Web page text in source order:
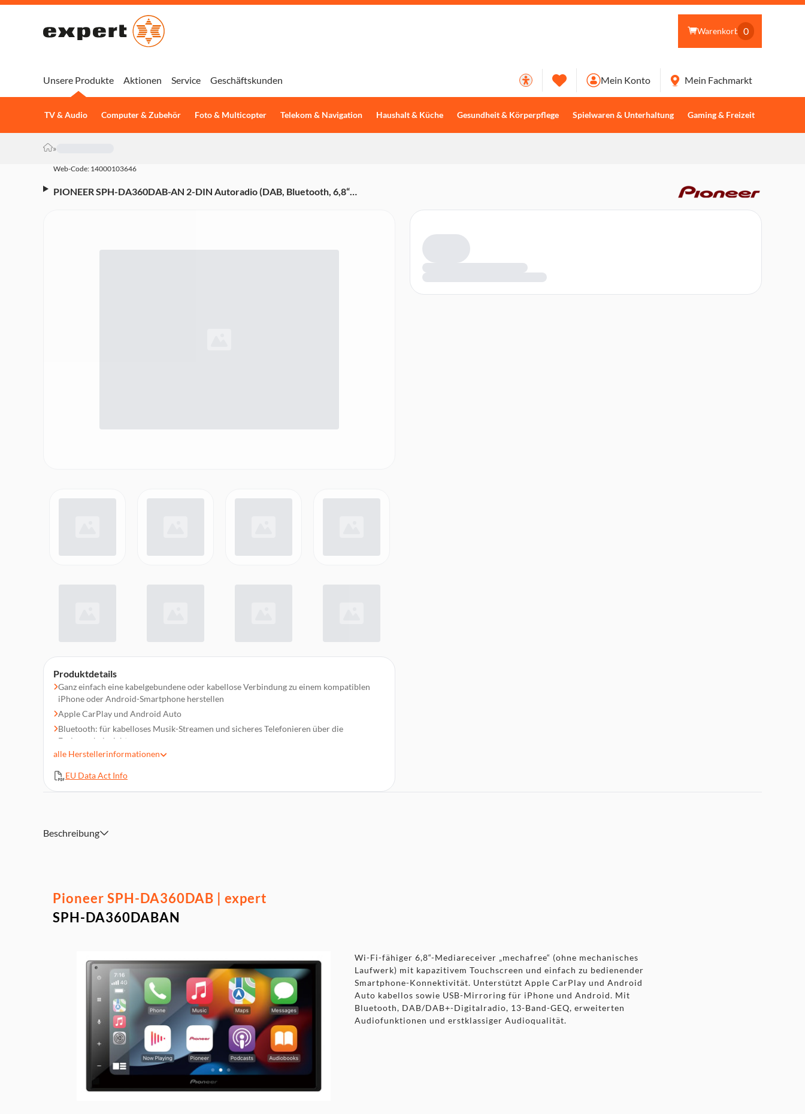
Warenkorb 0
Unsere Produkte
TV & Audio Computer & Zubehör Foto & Multicopter Telekom & Navigation Haushalt & Küche Gesundheit & Körperpflege Spielwaren & Unterhaltung Gaming & Freizeit
Aktionen Service Geschäftskunden Mein Konto Mein Fachmarkt
»
Web-Code: 14000103646
PIONEER SPH-DA360DAB-AN 2-DIN Autoradio (DAB, Bluetooth, 6,8“
Produktdetails
Ganz einfach eine kabelgebundene oder kabellose Verbindung zu einem kompatiblen
iPhone oder Android-Smartphone herstellen
Apple CarPlay und Android Auto
Bluetooth: für kabelloses Musik-Streamen und sicheres Telefonieren über die
Freisprecheinrichtung
Unterstützt außerdem das Smartphone-Mirroring per USB-Kabel, um das Display Ihres
Mediareceivers zu spiegeln
FM-Radio und DAB+: Genießen Sie Ihre Lieblingsradiosender in kristallklarer digitaler
WiFi, Bluetooth, USB, AV-/AUX-Eingang hinten
alle Herstellerinformationen
EU Data Act Info
Beschreibung
Pioneer SPH-DA360DAB | expert
SPH-DA360DABAN
Wi-Fi-fähiger 6,8“-Mediareceiver „mechafree“ (ohne mechanisches
Laufwerk) mit kapazitivem Touchscreen und einfach zu bedienender
Smartphone-Konnektivität. Unterstützt Apple CarPlay und Android
Auto kabellos sowie USB-Mirroring für iPhone und Android. Mit
Bluetooth, DAB/DAB+-Digitalradio, 13-Band-GEQ, erweiterten
Audiofunktionen und erstklassiger Audioqualität.